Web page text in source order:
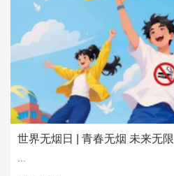
世界无烟日 | 青春无烟 未来无限
...